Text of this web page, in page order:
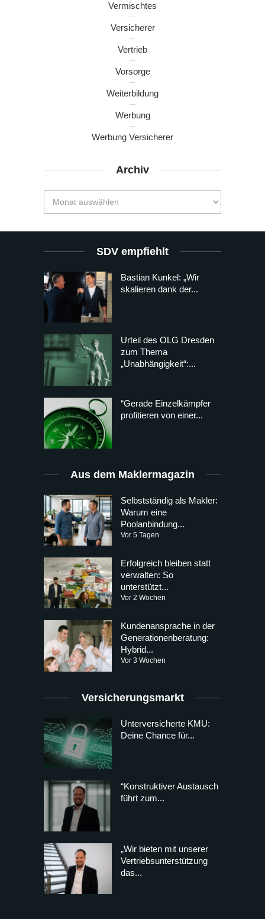
Vermischtes
Versicherer
Vertrieb
Vorsorge
Weiterbildung
Werbung
Werbung Versicherer
Archiv
SDV empfiehlt
Bastian Kunkel: „Wir
skalieren dank der...
Urteil des OLG Dresden
zum Thema
„Unabhängigkeit“:...
“Gerade Einzelkämpfer
profitieren von einer...
Aus dem Maklermagazin
Selbstständig als Makler:
Warum eine
Poolanbindung...
Vor 5 Tagen
Erfolgreich bleiben statt
verwalten: So
unterstützt...
Vor 2 Wochen
Kundenansprache in der
Generationenberatung:
Hybrid...
Vor 3 Wochen
Versicherungsmarkt
Unterversicherte KMU:
Deine Chance für...
“Konstruktiver Austausch
führt zum...
„Wir bieten mit unserer
Vertriebsunterstützung
das...